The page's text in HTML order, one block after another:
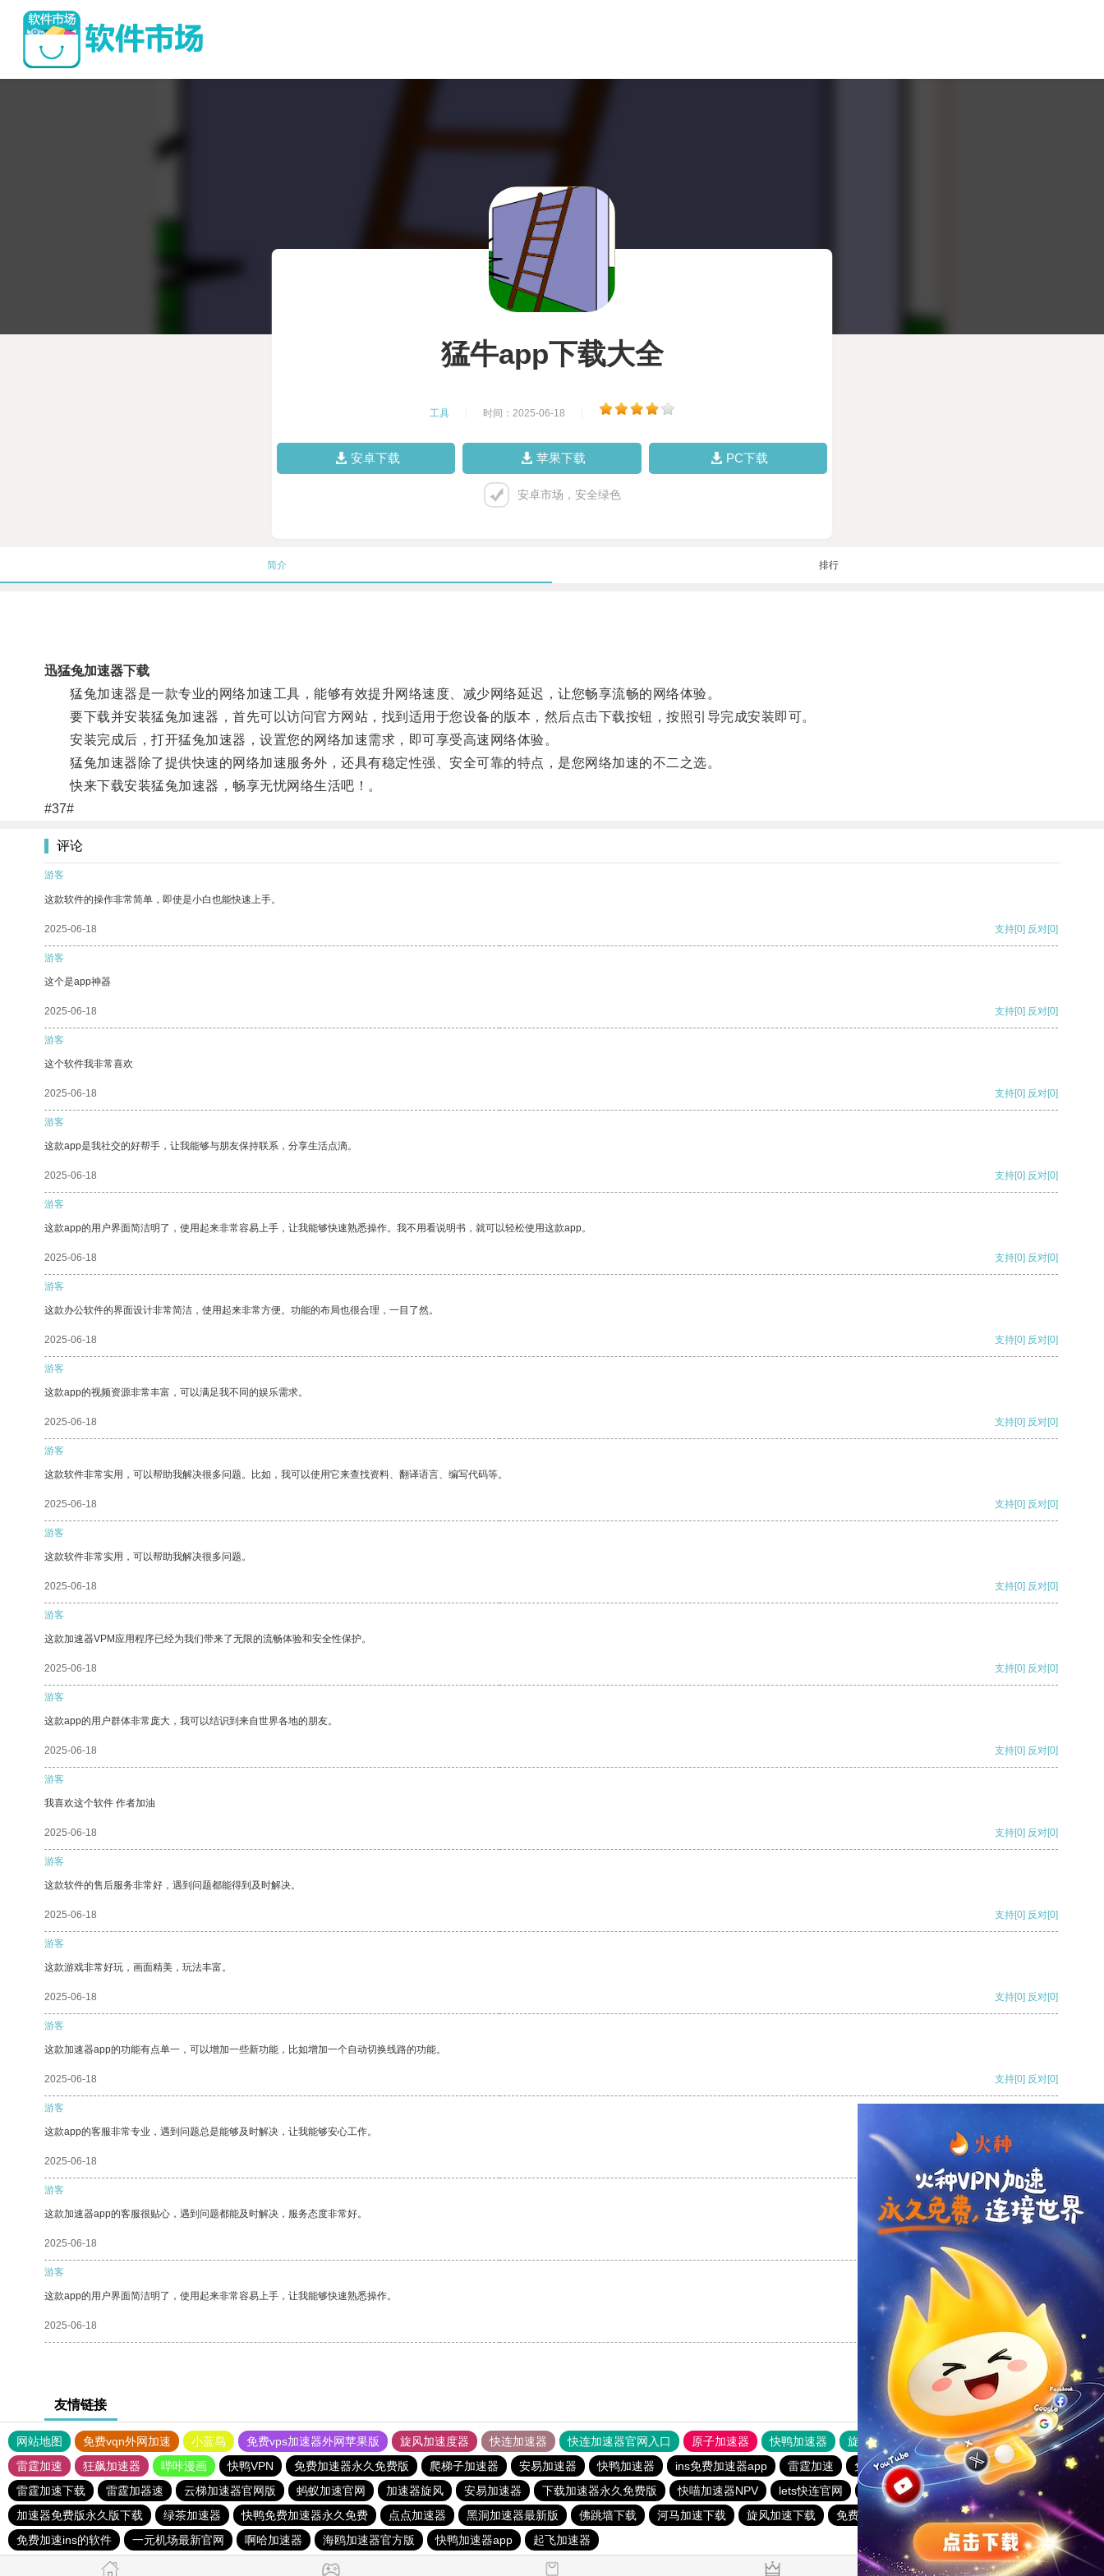
猛牛app下载大全
工具 时间：2025-06-18
安卓下载 苹果下载 PC下载
安卓市场，安全绿色
简介 排行
迅猛兔加速器下载
猛兔加速器是一款专业的网络加速工具，能够有效提升网络速度、减少网络延迟，让您畅享流畅的网络体验。
要下载并安装猛兔加速器，首先可以访问官方网站，找到适用于您设备的版本，然后点击下载按钮，按照引导完成安装即可。
安装完成后，打开猛兔加速器，设置您的网络加速需求，即可享受高速网络体验。
猛兔加速器除了提供快速的网络加速服务外，还具有稳定性强、安全可靠的特点，是您网络加速的不二之选。
快来下载安装猛兔加速器，畅享无忧网络生活吧！。
#37#
评论
游客
这款软件的操作非常简单，即使是小白也能快速上手。
2025-06-18 支持[0] 反对[0]
游客
这个是app神器
2025-06-18 支持[0] 反对[0]
游客
这个软件我非常喜欢
2025-06-18 支持[0] 反对[0]
游客
这款app是我社交的好帮手，让我能够与朋友保持联系，分享生活点滴。
2025-06-18 支持[0] 反对[0]
游客
这款app的用户界面简洁明了，使用起来非常容易上手，让我能够快速熟悉操作。我不用看说明书，就可以轻松使用这款app。
2025-06-18 支持[0] 反对[0]
游客
这款办公软件的界面设计非常简洁，使用起来非常方便。功能的布局也很合理，一目了然。
2025-06-18 支持[0] 反对[0]
游客
这款app的视频资源非常丰富，可以满足我不同的娱乐需求。
2025-06-18 支持[0] 反对[0]
游客
这款软件非常实用，可以帮助我解决很多问题。比如，我可以使用它来查找资料、翻译语言、编写代码等。
2025-06-18 支持[0] 反对[0]
游客
这款软件非常实用，可以帮助我解决很多问题。
2025-06-18 支持[0] 反对[0]
游客
这款加速器VPM应用程序已经为我们带来了无限的流畅体验和安全性保护。
2025-06-18 支持[0] 反对[0]
游客
这款app的用户群体非常庞大，我可以结识到来自世界各地的朋友。
2025-06-18 支持[0] 反对[0]
游客
我喜欢这个软件 作者加油
2025-06-18 支持[0] 反对[0]
游客
这款软件的售后服务非常好，遇到问题都能得到及时解决。
2025-06-18 支持[0] 反对[0]
游客
这款游戏非常好玩，画面精美，玩法丰富。
2025-06-18 支持[0] 反对[0]
游客
这款加速器app的功能有点单一，可以增加一些新功能，比如增加一个自动切换线路的功能。
2025-06-18 支持[0] 反对[0]
游客
这款app的客服非常专业，遇到问题总是能够及时解决，让我能够安心工作。
2025-06-18
游客
这款加速器app的客服很贴心，遇到问题都能及时解决，服务态度非常好。
2025-06-18 反对
游客
这款app的用户界面简洁明了，使用起来非常容易上手，让我能够快速熟悉操作。
2025-06-18 反对[0]
友情链接
网站地图 免费vqn外网加速 小蓝鸟 免费vps加速器外网苹果版 旋风加速度器 快连加速器 快连加速器官网入口 原子加速器 快鸭加速器 旋风加速度器 外网网址导航
软件中心
雷霆加速
狂飙加速器 哔咔漫画 快鸭VPN 免费加速器永久免费版 爬梯子加速器 安易加速器 快鸭加速器 ins免费加速器app 雷霆加速 免费的加速器推荐
快鸭加速器
雷霆加速下载
雷霆加器速 云梯加速器官网版 蚂蚁加速官网 加速器旋风 安易加速器 下载加速器永久免费版 快喵加速器NPV lets快连官网 西柚加速器
小黄鸭vp加速
加速器免费版永久版下载
绿茶加速器 快鸭免费加速器永久免费 点点加速器 黑洞加速器最新版 佛跳墙下载 河马加速下载 旋风加速下载 免费加速器永久免费版
一元机场. com
免费加速ins的软件
一元机场最新官网 啊哈加速器 海鸥加速器官方版 快鸭加速器app 起飞加速器